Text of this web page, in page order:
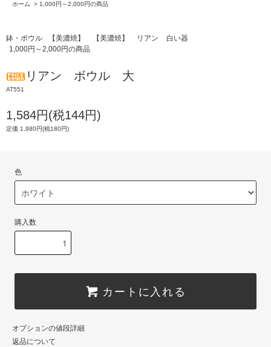
ホーム
> 1,000円～2,000円の商品
鉢・ボウル 【美濃焼】 【美濃焼】 リアン
白い器
1,000円～2,000円の商品
リアン ボウル 大
AT551
1,584円(税144円)
定価 1,980円(税180円)
色
購入数
カートに入れる
オプションの値段詳細
返品について